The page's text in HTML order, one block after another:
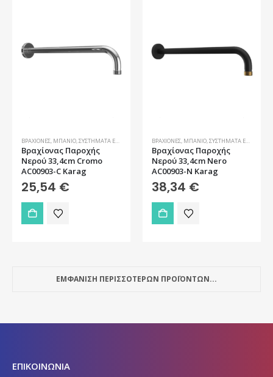
ΒΡΑΧΊΟΝΕΣ, ΜΠΆΝΙΟ,ΣΥΣΤΉΜΑΤΑ ΕΝΤΟΙΧΙΣΜΟΎ
Βραχίονας Παροχής
Νερού 33,4cm Cromo
AC00903-C Karag
25,54 €
ΒΡΑΧΊΟΝΕΣ, ΜΠΆΝΙΟ,ΣΥΣΤΉΜΑΤΑ ΕΝΤΟΙΧΙΣΜΟΎ
Βραχίονας Παροχής
Νερού 33,4cm Nero
AC00903-N Karag
38,34 €
ΕΜΦΑΝΙΣΗ ΠΕΡΙΣΣΟΤΕΡΩΝ ΠΡΟΪΟΝΤΩΝ...
ΕΠΙΚΟΙΝΩΝΙΑ